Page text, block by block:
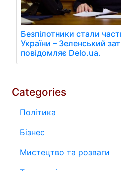
Безпілотники стали
України – Зеленський
повідомляє Delo.ua.
Categories
Політика
Бізнес
Мистецтво та розваги